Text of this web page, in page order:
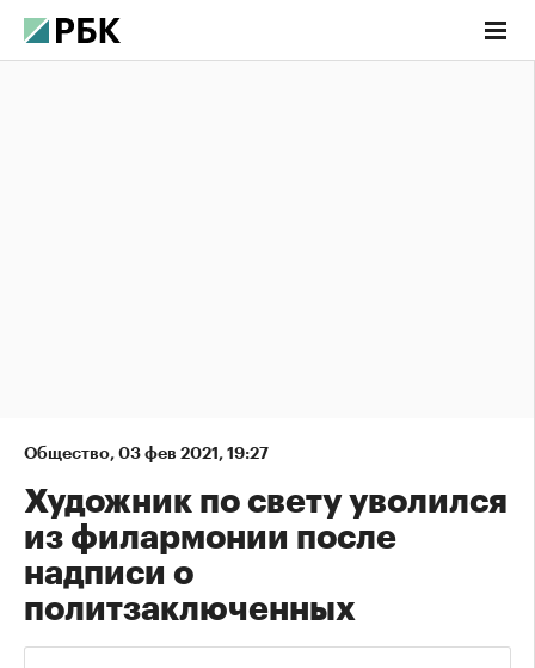
Общество, 03 фев 2021, 19:27
Художник по свету уволился
из филармонии после
надписи о
политзаключенных